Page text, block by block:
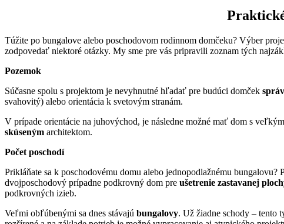
Túžite po bungalove alebo poschodovom rodinnom domčeku? Výber
zodpovedať niektoré otázky. My sme pre vás pripravili zoznam tých
Pozemok
Súčasne spolu s projektom je nevyhnutné hľadať pre budúci domček
svahovitý) alebo orientácia k svetovým stranám.
V prípade orientácie na juhovýchod, je následne možné mať dom s
skúseným architektom.
Počet poschodí
Prikláňate sa k poschodovému domu alebo jednopodlažnému
dvojposchodový prípadne podkrovný dom pre ušetrenie zastavanej
podkrovných izieb.
Veľmi obľúbenými sa dnes stávajú bungalovy. Už žiadne schody – tento